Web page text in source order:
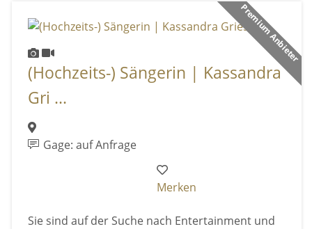
Premium Anbieter
(Hochzeits-) Sängerin | Kassandra
Gri ...
Gage: auf Anfrage
Merken
Sie sind auf der Suche nach Entertainment und